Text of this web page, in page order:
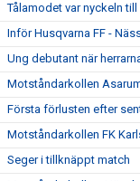
Tålamodet var nyckeln till
Inför Husqvarna FF -
Ung debutant när
Motståndarkollen
Första förlusten efter
Motståndarkollen FK
Seger i tillknäppt match